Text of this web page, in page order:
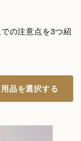
の注意点を3つ紹
品を選択する